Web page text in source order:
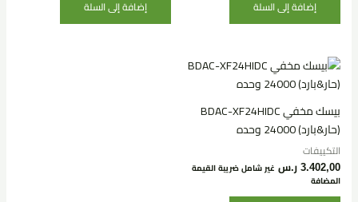
إضافة إلى السلة إضافة إلى السلة
بيسك مخفي BDAC-XF24HIDC
(حار&بارد) 24000 وحده
التكييفات
3.402,00 ر.س غير شامل ضريبة القيمة
المضافة